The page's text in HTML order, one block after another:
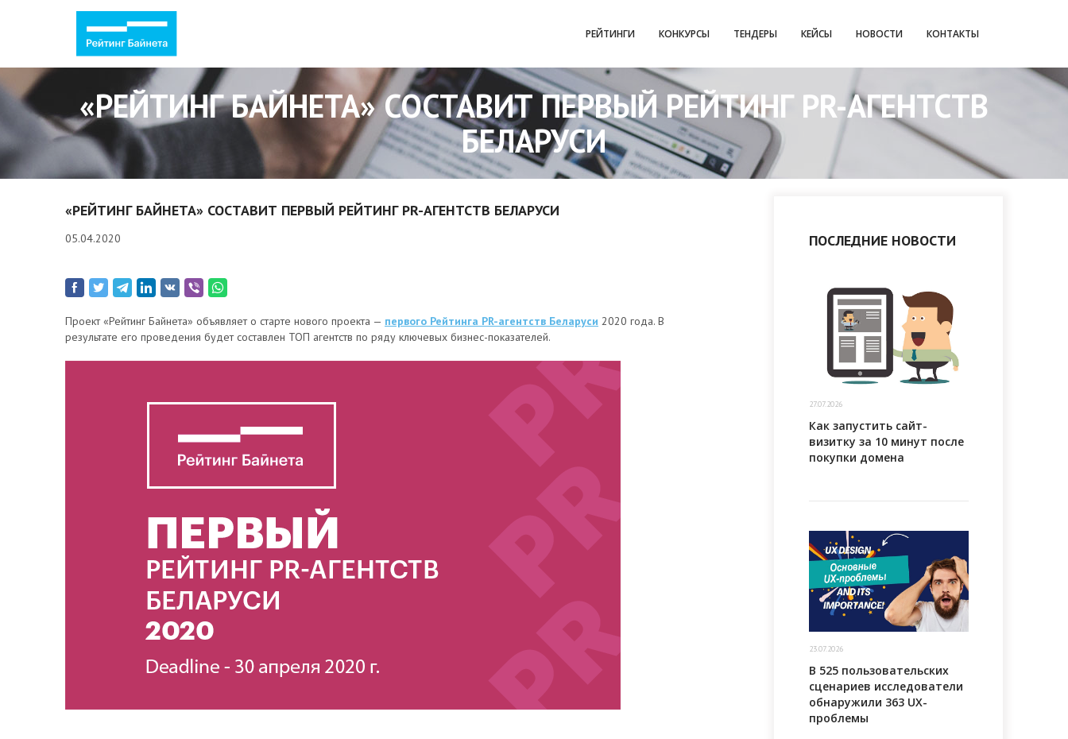
РЕЙТИНГИ КОНКУРСЫ ТЕНДЕРЫ КЕЙСЫ НОВОСТИ КОНТАКТЫ
«РЕЙТИНГ БАЙНЕТА» СОСТАВИТ ПЕРВЫЙ РЕЙТИНГ PR-АГЕНТСТВ
БЕЛАРУСИ
«РЕЙТИНГ БАЙНЕТА» СОСТАВИТ ПЕРВЫЙ РЕЙТИНГ PR-АГЕНТСТВ БЕЛАРУСИ
05.04.2020
Проект «Рейтинг Байнета» объявляет о старте нового проекта — первого Рейтинга PR-агентств Беларуси 2020 года. В
результате его проведения будет составлен ТОП агентств по ряду ключевых бизнес-показателей.
ПОСЛЕДНИЕ НОВОСТИ
27.07.2026
Как запустить сайт-
визитку за 10 минут после
покупки домена
23.07.2026
В 525 пользовательских
сценариев исследователи
обнаружили 363 UX-
проблемы